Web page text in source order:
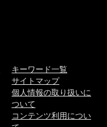
キーワード一覧
サイトマップ
個人情報の取り扱いに
ついて
コンテンツ利用につい